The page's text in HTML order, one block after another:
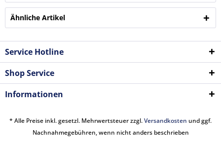
Ähnliche Artikel
Service Hotline
Shop Service
Informationen
* Alle Preise inkl. gesetzl. Mehrwertsteuer zzgl.Versandkosten und ggf.
Nachnahmegebühren, wenn nicht anders beschrieben